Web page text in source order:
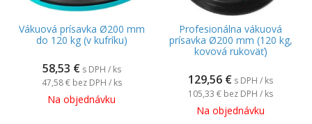
Vákuová prísavka Ø200 mm
do 120 kg (v kufríku)
58,53 € s DPH / ks
47,58 € bez DPH / ks
Na objednávku
Profesionálna vákuová
prísavka Ø200 mm (120 kg,
kovová rukoväť)
129,56 € s DPH / ks
105,33 € bez DPH / ks
Na objednávku